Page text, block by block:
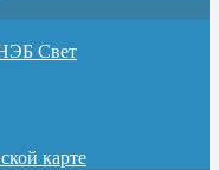
Свет
карте